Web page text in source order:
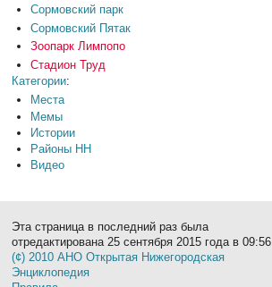
Сормовский парк
Сормовский Пятак
Зоопарк Лимпопо
Стадион Труд
Категории:
Места
Мемы
Истории
Районы НН
Видео
Эта страница в последний раз была
отредактирована 25 сентября 2015 года в 09:56.
(¢) 2010 АНО Открытая Нижегородская
Энциклопедия